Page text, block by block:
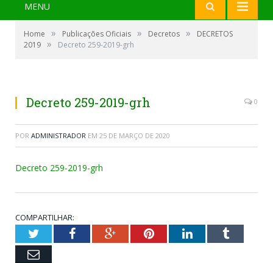
MENU
Home » Publicações Oficiais » Decretos »
DECRETOS
2019 » Decreto 259-2019-grh
Decreto 259-2019-grh 0
POR ADMINISTRADOR EM 25 DE MARÇO DE 2020
Decreto 259-2019-grh
COMPARTILHAR:
TwitterFacebookGoogle+PinterestLinkedInTumblr
Email